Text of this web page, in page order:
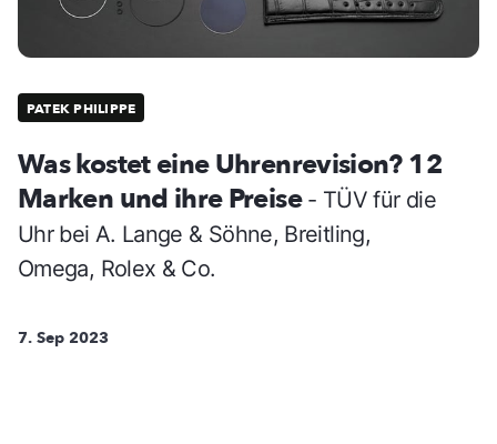
PATEK PHILIPPE
Was kostet eine Uhrenrevision? 12
Marken und ihre Preise - TÜV für die
Uhr bei A. Lange & Söhne, Breitling,
Omega, Rolex & Co.
7. Sep 2023